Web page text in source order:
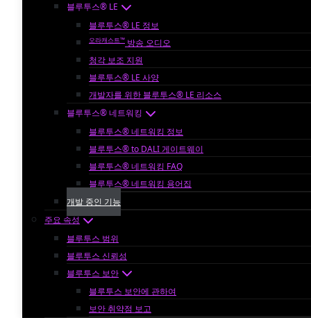
블루투스® LE
블루투스® LE 정보
오라캐스트™ 방송 오디오
청각 보조 지원
블루투스® LE 사양
개발자를 위한 블루투스® LE 리소스
블루투스® 네트워킹
블루투스® 네트워킹 정보
블루투스® to DALI 게이트웨이
블루투스® 네트워킹 FAQ
블루투스® 네트워킹 용어집
개발 중인 기능
주요 속성
블루투스 범위
블루투스 신뢰성
블루투스 보안
블루투스 보안에 관하여
보안 취약점 보고